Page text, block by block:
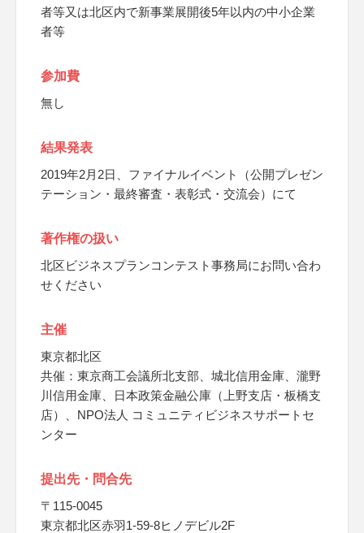
者等又は北区内で新事業展開後5年以内の中小企業
者等
参加費
無し
結果発表
2019年2月2日、ファイナルイベント（公開プレゼン
テーション・最終審査・表彰式・交流会）にて
著作権の扱い
北区ビジネスプランコンテスト事務局にお問い合わ
せください
主催
東京都北区
共催：東京商工会議所北支部、城北信用金庫、瀧野
川信用金庫、日本政策金融公庫（上野支店・板橋支
店）、NPO法人 コミュニティビジネスサポートセ
ンター
提出先・問合先
〒115-0045
東京都北区赤羽1-59-8ヒノデビル2F